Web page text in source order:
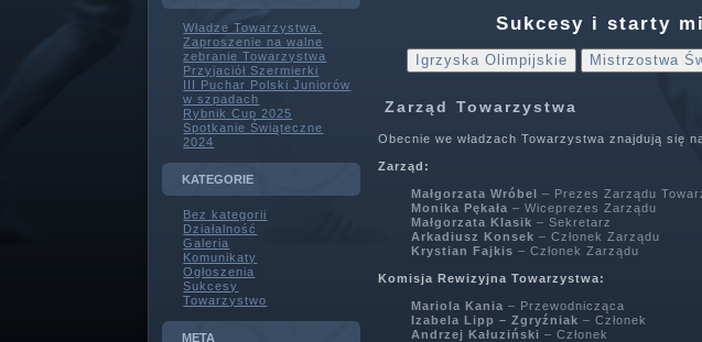
Władze Towarzystwa.
Zaproszenie na walne
zebranie Towarzystwa
Przyjaciół Szermierki
III Puchar Polski Juniorów
w szpadach
Rybnik Cup 2025
Spotkanie Świąteczne
2024
KATEGORIE
Bez kategorii
Działalność
Galeria
Komunikaty
Ogłoszenia
Sukcesy
Towarzystwo
META
Sukcesy i starty
Igrzyska Olimpijskie Mistrzostwa
Zarząd Towarzystwa
Obecnie we władzach Towarzystwa znajdują się
Zarząd:
Małgorzata Wróbel– Prezes Zarządu
Monika Pękała – Wiceprezes Zarządu
Małgorzata Klasik – Sekretarz
Arkadiusz Konsek – Członek Zarządu
Krystian Fajkis – Członek Zarządu
Komisja Rewizyjna Towarzystwa:
Mariola Kania– Przewodnicząca
Izabela Lipp – Zgryźniak – Członek
Andrzej Kałuziński– Członek